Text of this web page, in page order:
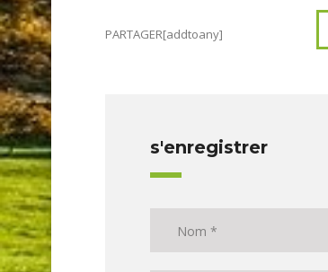
PARTAGER[addtoany]
s'enregistrer